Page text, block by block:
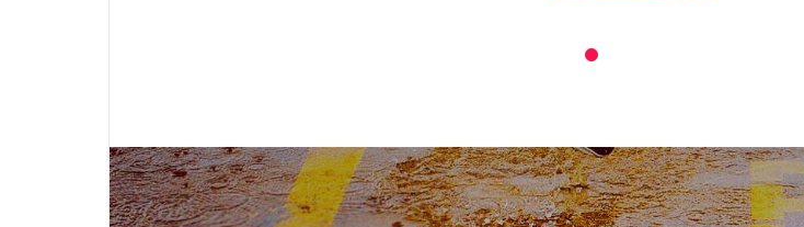
5KM
RUN
в